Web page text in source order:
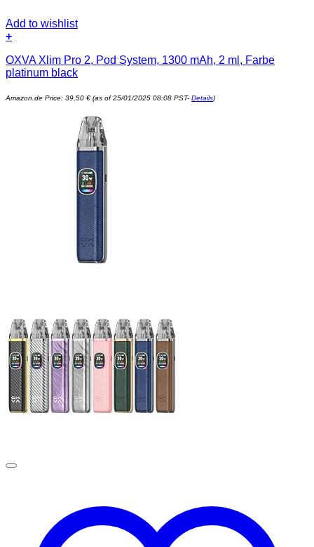
Add to wishlist
+
OXVA Xlim Pro 2, Pod System, 1300 mAh, 2 ml, Farbe
platinum black
Amazon.de Price: 39,50 € (as of 25/01/2025 08:08 PST- Details)